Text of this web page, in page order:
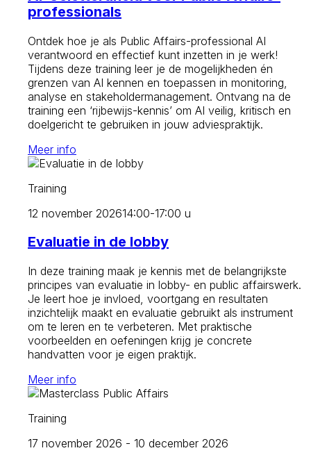
professionals
Ontdek hoe je als Public Affairs-professional AI
verantwoord en effectief kunt inzetten in je werk!
Tijdens deze training leer je de mogelijkheden én
grenzen van AI kennen en toepassen in monitoring,
analyse en stakeholdermanagement. Ontvang na de
training een ‘rijbewijs-kennis’ om AI veilig, kritisch en
doelgericht te gebruiken in jouw adviespraktijk.
Meer info
Training
12 november 202614:00-17:00 u
Evaluatie in de lobby
In deze training maak je kennis met de belangrijkste
principes van evaluatie in lobby- en public affairswerk.
Je leert hoe je invloed, voortgang en resultaten
inzichtelijk maakt en evaluatie gebruikt als instrument
om te leren en te verbeteren. Met praktische
voorbeelden en oefeningen krijg je concrete
handvatten voor je eigen praktijk.
Meer info
Training
17 november 2026 - 10 december 2026